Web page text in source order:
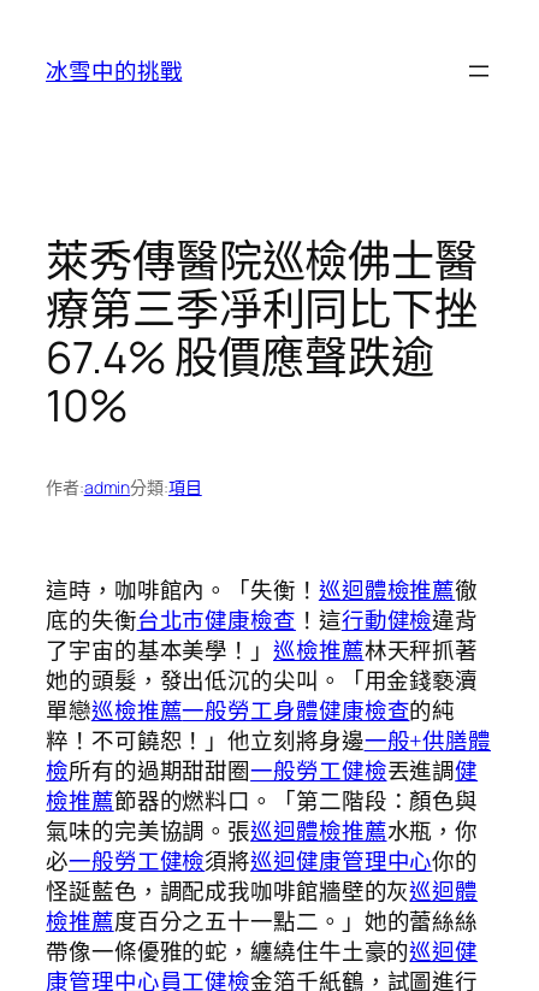
冰雪中的挑戰
萊秀傳醫院巡檢佛士醫
療第三季凈利同比下挫
67.4% 股價應聲跌逾
10%
作者:admin分類:項目
這時，咖啡館內。「失衡！ 巡迴體檢推薦徹
底的失衡台北巿健康檢查 ！這行動健檢違背
了宇宙的基本美學！」 巡檢推薦林天秤抓著
她的頭髮，發出低沉的尖叫。「用金錢褻瀆
單戀巡檢推薦一般勞工身體健康檢查的純
粹！不可饒恕！」他立刻將身邊一般+供膳體
檢所有的過期甜甜圈一般勞工健檢丟進調健
檢推薦節器的燃料口。「第二階段：顏色與
氣味的完美協調。張巡迴體檢推薦水瓶，你
必一般勞工健檢須將巡迴健康管理中心你的
怪誕藍色，調配成我咖啡館牆壁的灰巡迴體
檢推薦度百分之五十一點二。」她的蕾絲絲
帶像一條優雅的蛇，纏繞住牛土豪的巡迴健
康管理中心員工健檢金箔千紙鶴，試圖進行